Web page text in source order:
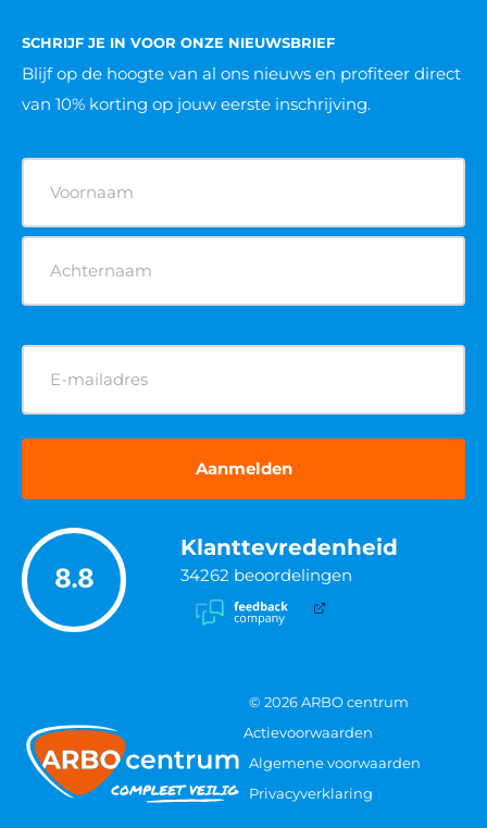
SCHRIJF JE IN VOOR ONZE NIEUWSBRIEF
Blijf op de hoogte van al ons nieuws en profiteer direct
van 10% korting op jouw eerste inschrijving.
(Vereist)
E-
mailadres
(Vereist)
8.8
Klanttevredenheid
34262 beoordelingen
© 2026 ARBO centrum
Actievoorwaarden
Algemene voorwaarden
Privacyverklaring